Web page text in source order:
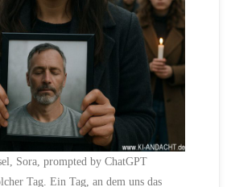
Sora, prompted by ChatGPT
Tag. Ein Tag, an dem uns das